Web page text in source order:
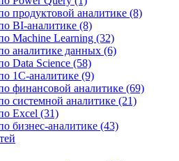
продуктовой аналитике (8)
BI‑аналитике (8)
Machine Learning (32)
аналитике данных (6)
Data Science (58)
1С‑аналитике (9)
финансовой аналитике (69)
системной аналитике (21)
Excel (31)
бизнес‑аналитике (43)